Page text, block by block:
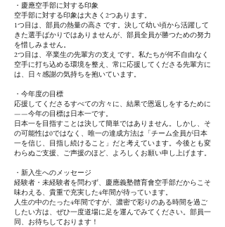
・慶應空手部に対する印象
空手部に対する印象は大きく2つあります。
1つ目は、部員の熱量の高さ です。決して幼い頃から活躍して
きた選手ばかりではありませんが、部員全員が勝つための努力
を惜しみません。
2つ目は、卒業生の先輩方の支え です。私たちが何不自由なく
空手に打ち込める環境を整え、常に応援してくださる先輩方に
は、日々感謝の気持ちを抱いています。
・今年度の目標
応援してくださるすべての方々に、結果で恩返しをするために
——今年の目標は日本一です。
日本一を目指すことは決して簡単ではありません。しかし、そ
の可能性は0ではなく、唯一の達成方法は「チーム全員が日本
一を信じ、目指し続けること」だと考えています。今後とも変
わらぬご支援、ご声援のほど、よろしくお願い申し上げます。
・新入生へのメッセージ
経験者・未経験者を問わず、慶應義塾體育會空手部だからこそ
味わえる、貴重で充実した4年間が待っています。
人生の中のたった4年間ですが、濃密で彩りのある時間を過ご
したい方は、ぜひ一度道場に足を運んでみてください。部員一
同、お待ちしております！